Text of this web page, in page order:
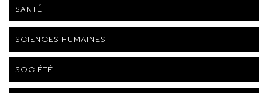
SANTÉ
SCIENCES HUMAINES
SOCIÉTÉ